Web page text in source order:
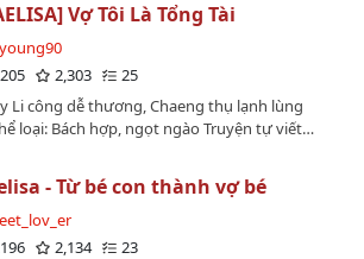
lại nhiều chỗ để phù hợp với người và cảnh
vào truyện. Ai không thích hoặc thấy không
xin nhẹ nhàng lướt qua, đừng nói lời cay
you guys enjoy it! :')…
Vợ Tôi Là Tổng Tài
2,303
25
Li công dễ thương, Chaeng thụ lạnh lùng
loại: Bách hợp, ngọt ngào Truyện tự viết…
- Từ bé con thành vợ bé
2,134
23